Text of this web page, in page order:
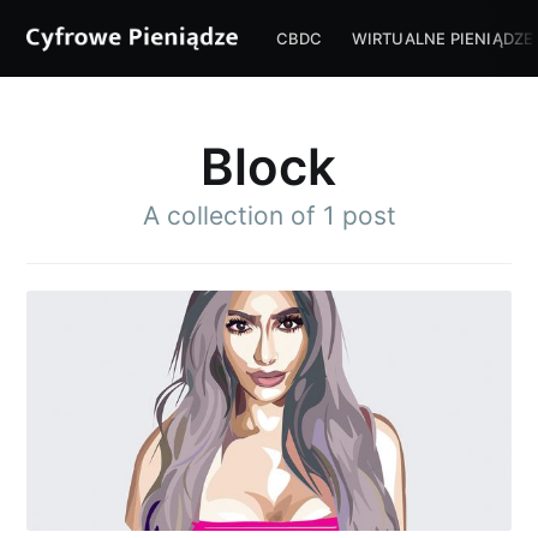
CBDC WIRTUALNE PIENIĄDZE
Block
A collection of 1 post